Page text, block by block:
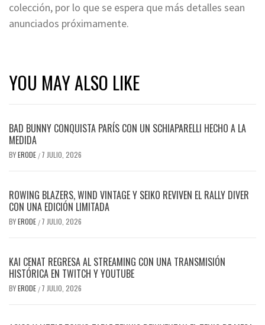
colección, por lo que se espera que más detalles sean
anunciados próximamente.
YOU MAY ALSO LIKE
BAD BUNNY CONQUISTA PARÍS CON UN SCHIAPARELLI HECHO A LA
MEDIDA
BYERODE / 7 JULIO, 2026
ROWING BLAZERS, WIND VINTAGE Y SEIKO REVIVEN EL RALLY DIVER
CON UNA EDICIÓN LIMITADA
BYERODE / 7 JULIO, 2026
KAI CENAT REGRESA AL STREAMING CON UNA TRANSMISIÓN
HISTÓRICA EN TWITCH Y YOUTUBE
BYERODE / 7 JULIO, 2026